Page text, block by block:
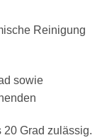
Reinigung
sowie
20 Grad zulässig.